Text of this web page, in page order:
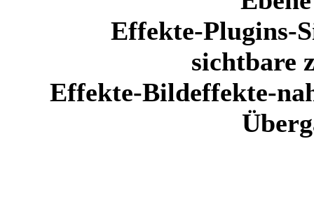
Effekte-Plugins-
sichtbare
Effekte-Bildeffekte-